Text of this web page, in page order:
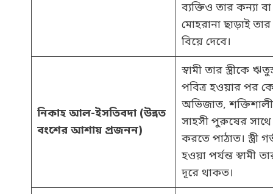
ব্যক্তিও তার কন্যা
মোহরানা ছাড়াই
বিয়ে দেবে।
নিকাহ আল-ইসতিবদা (উন্নত
বংশের আশায় প্রজনন)
স্বামী তার স্ত্রীকে
পবিত্র হওয়ার পর
অভিজাত,
সাহসী পুরুষের
করতে পাঠাত। স্ত্রী
হওয়া পর্যন্ত স্বামী
দূরে থাকত।